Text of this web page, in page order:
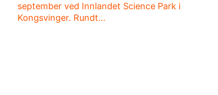
september ved Innlandet Science Park i
Kongsvinger. Rundt…